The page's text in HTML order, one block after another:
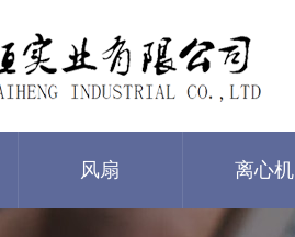
风扇 离心机